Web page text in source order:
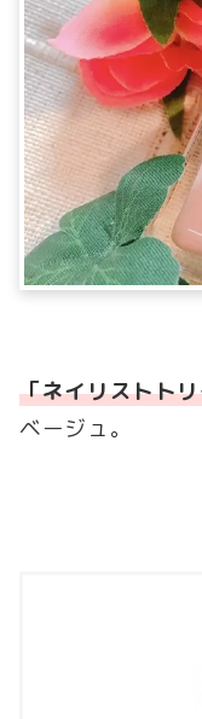
「ネイリストト
ベージュ。